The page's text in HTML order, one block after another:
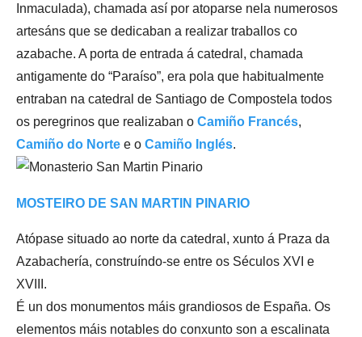
Inmaculada), chamada así por atoparse nela numerosos
artesáns que se dedicaban a realizar traballos co
azabache. A porta de entrada á catedral, chamada
antigamente do “Paraíso”, era pola que habitualmente
entraban na catedral de Santiago de Compostela todos
os peregrinos que realizaban o Camiño Francés,
Camiño do Norte e o Camiño Inglés.
MOSTEIRO DE SAN MARTIN PINARIO
Atópase situado ao norte da catedral, xunto á Praza da
Azabachería, construíndo-se entre os Séculos XVI e
XVIII.
É un dos monumentos máis grandiosos de España. Os
elementos máis notables do conxunto son a escalinata